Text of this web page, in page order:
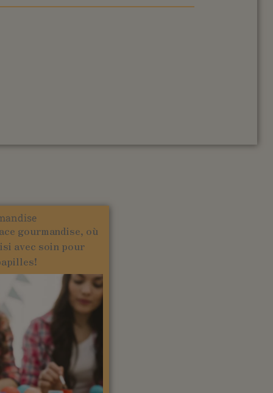
gourmandise, où
avec soin pour